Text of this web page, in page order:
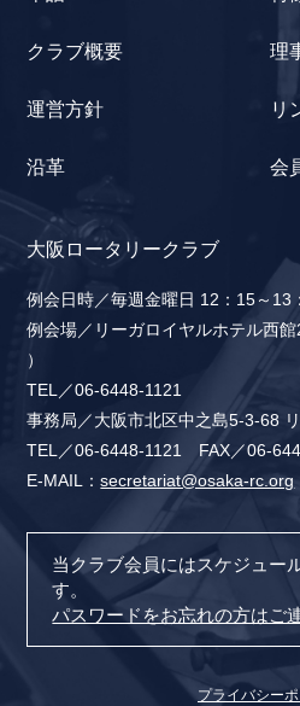
クラブ概要
運営方針
沿革
理
リ
会
大阪ロータリークラブ
例会日時／毎週金曜日 12：15～13
例会場／リーガロイヤルホテル西
）
TEL／06-6448-1121
事務局／大阪市北区中之島5-3-68
TEL／06-6448-1121 FAX／06-
E-MAIL：secretariat@osaka-rc.org
当クラブ会員にはスケジュー
す。
パスワードをお忘れの方はご
プライバシー